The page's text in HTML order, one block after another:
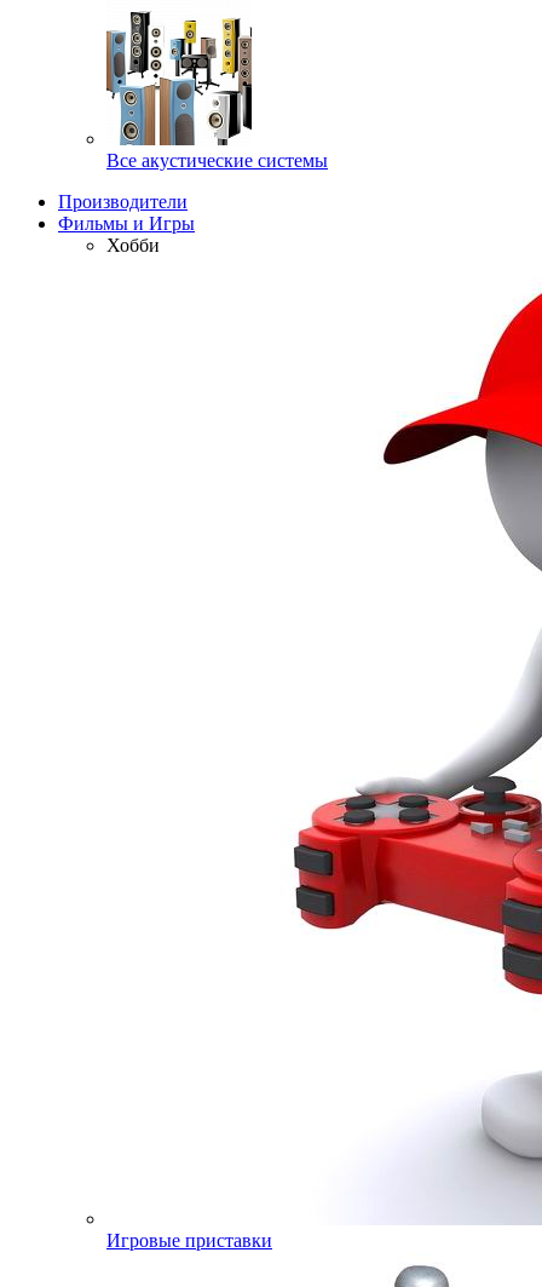
Все акустические системы
Производители
Фильмы и Игры
Хобби
Игровые приставки